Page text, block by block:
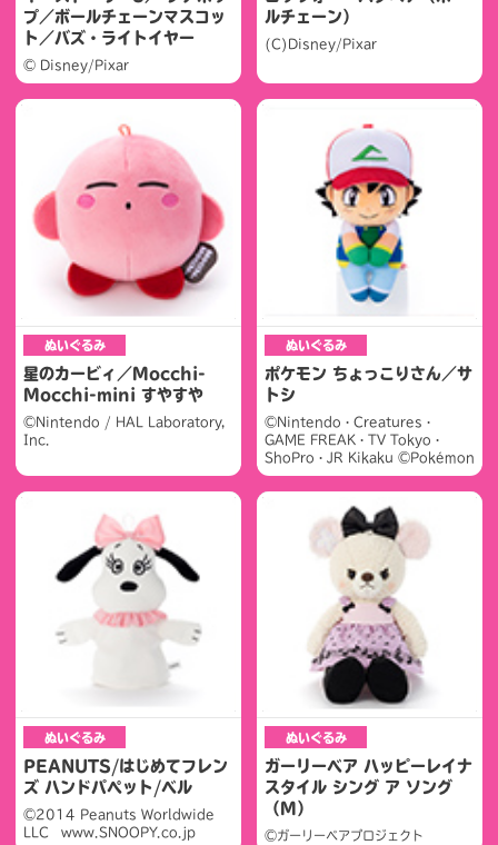
プ／ボールチェーンマスコッ
ト／バズ・ライトイヤー
© Disney/Pixar
ルチェーン）
(C)Disney/Pixar
ぬいぐるみ
星のカービィ／Mocchi-
Mocchi-mini すやすや
©Nintendo / HAL Laboratory,
Inc.
ぬいぐるみ
ポケモン ちょっこりさん／サ
トシ
©Nintendo・Creatures・
GAME FREAK・TV Tokyo・
ShoPro・JR Kikaku ©Pokémon
ぬいぐるみ
PEANUTS/はじめてフレン
ズ ハンドパペット/ベル
©2014 Peanuts Worldwide
LLC www.SNOOPY.co.jp
ぬいぐるみ
ガーリーベア ハッピーレイナ
スタイル シング ア ソング
（M）
©ガーリーベアプロジェクト